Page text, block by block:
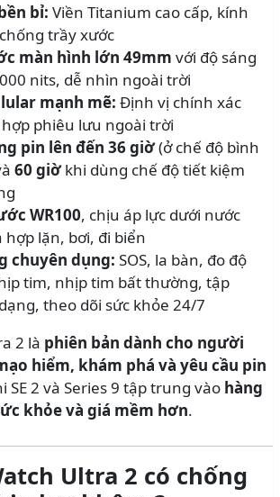
bỉ: Viền Titanium cao cấp, kính
trầy xước
màn hình lớn 49mm với độ sáng
nits, dễ nhìn ngoài trời
mạnh mẽ: Định vị chính xác
phiêu lưu ngoài trời
pin lên đến 36 giờ(ở chế độ bình
60 giờkhi dùng chế độ tiết kiệm
WR100, chịu áp lực dưới nước
hợp lặn, bơi, đi biển
chuyên dụng: SOS, la bàn, đo độ
tim, nhịp tim bất thường, tập
theo dõi sức khỏe 24/7
2 là phiên bản dành cho người
hiểm, khám phá và yêu cầu pin
SE 2 và Series 9 tập trung vào hàng
khỏe và giá mềm hơn.
Ultra 2 có chống